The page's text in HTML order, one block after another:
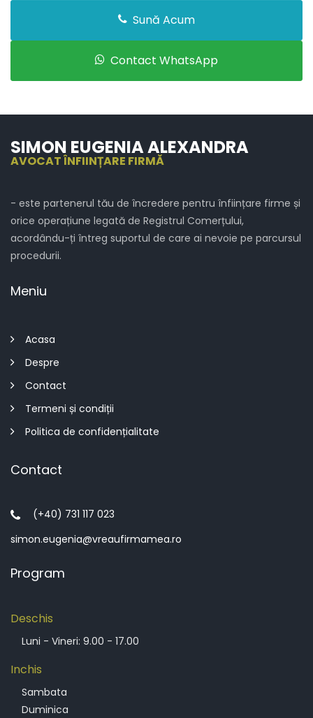
Sună Acum
Contact WhatsApp
SIMON EUGENIA ALEXANDRA
AVOCAT ÎNFIINȚARE FIRMĂ
- este partenerul tău de încredere pentru înființare firme și
orice operațiune legată de Registrul Comerțului,
acordându-ți întreg suportul de care ai nevoie pe parcursul
procedurii.
Meniu
Acasa
Despre
Contact
Termeni și condiții
Politica de confidențialitate
Contact
(+40) 731 117 023
simon.eugenia@vreaufirmamea.ro
Program
Deschis
Luni - Vineri: 9.00 - 17.00
Inchis
Sambata
Duminica